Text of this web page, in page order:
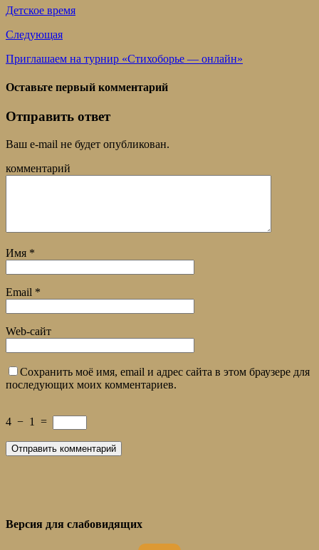
Детское время
Следующая
Приглашаем на турнир «Стихоборье — онлайн»
Оставьте первый комментарий
Отправить ответ
Ваш e-mail не будет опубликован.
комментарий
Имя *
Email *
Web-сайт
Сохранить моё имя, email и адрес сайта в этом браузере для
последующих моих комментариев.
4 − 1 =
Версия для слабовидящих